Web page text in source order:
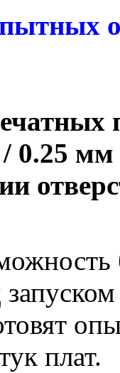
0.25
плат.